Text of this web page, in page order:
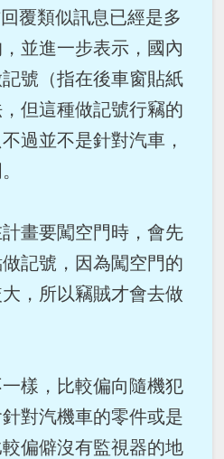
覆類似訊息已經是多
並進一步表示，國內
號（指在後車窗貼紙
但這種做記號行竊的
過並不是針對汽車，
畫要闖空門時，會先
記號，因為闖空門的
，所以竊賊才會去做
樣，比較偏向隨機犯
對汽機車的零件或是
偏僻沒有監視器的地